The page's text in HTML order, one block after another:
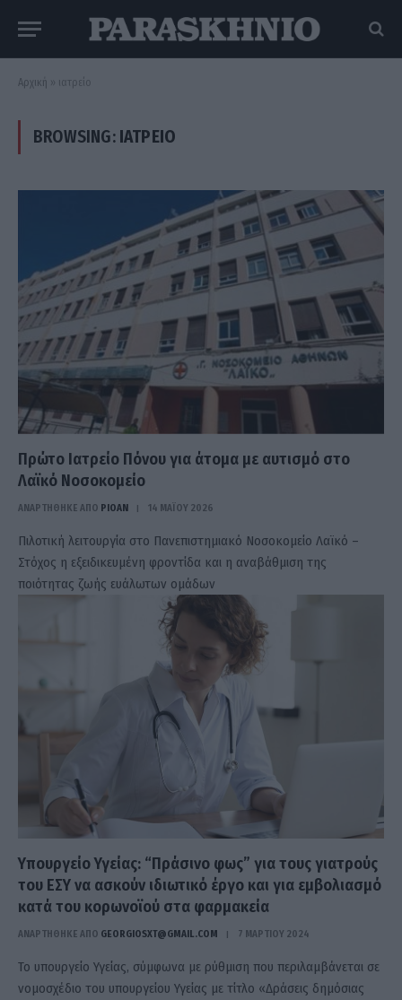
Αρχική » ιατρείο
BROWSING: ΙΑΤΡΕΊΟ
Πρώτο Ιατρείο Πόνου για άτομα με αυτισμό στο
Λαϊκό Νοσοκομείο
ΑΝΑΡΤΗΘΗΚΕ ΑΠΟ PIOAN 14 ΜΑΪ́ΟΥ 2026
Πιλοτική λειτουργία στο Πανεπιστημιακό Νοσοκομείο Λαϊκό –
Στόχος η εξειδικευμένη φροντίδα και η αναβάθμιση της
ποιότητας ζωής ευάλωτων ομάδων
Υπουργείο Υγείας: “Πράσινο φως” για τους γιατρούς
του ΕΣΥ να ασκούν ιδιωτικό έργο και για εμβολιασμό
κατά του κορωνοϊού στα φαρμακεία
ΑΝΑΡΤΗΘΗΚΕ ΑΠΟ GEORGIOSXT@GMAIL.COM 7 ΜΑΡΤΊΟΥ 2024
Το υπουργείο Υγείας, σύμφωνα με ρύθμιση που περιλαμβάνεται σε
νομοσχέδιο του υπουργείου Υγείας με τίτλο «Δράσεις δημόσιας